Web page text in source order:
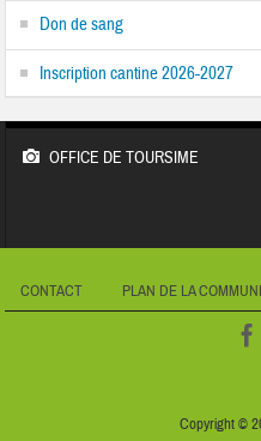
Don de sang
Inscription cantine 2026-2027
OFFICE DE TOURSIME
CONTACT PLAN DE LA
Copyright ©